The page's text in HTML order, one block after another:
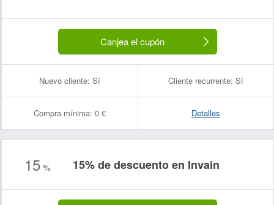
Canjea el cupón
Nuevo cliente: Sí Cliente recurrente: Sí
Compra mínima: 0 € Detalles
15 % 15% de descuento en Invain
Nombre:
Correo electrónico: